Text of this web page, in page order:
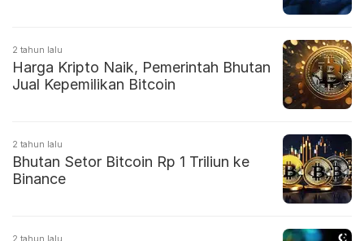
2 tahun lalu
Harga Kripto Naik, Pemerintah Bhutan
Jual Kepemilikan Bitcoin
2 tahun lalu
Bhutan Setor Bitcoin Rp 1 Triliun ke
Binance
2 tahun lalu